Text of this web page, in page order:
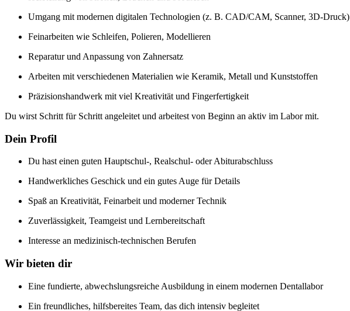
Umgang mit modernen digitalen Technologien (z. B. CAD/CAM, Scanner, 3D-Druck)
Feinarbeiten wie Schleifen, Polieren, Modellieren
Reparatur und Anpassung von Zahnersatz
Arbeiten mit verschiedenen Materialien wie Keramik, Metall und Kunststoffen
Präzisionshandwerk mit viel Kreativität und Fingerfertigkeit
Du wirst Schritt für Schritt angeleitet und arbeitest von Beginn an aktiv im Labor mit.
Dein Profil
Du hast einen guten Hauptschul-, Realschul- oder Abiturabschluss
Handwerkliches Geschick und ein gutes Auge für Details
Spaß an Kreativität, Feinarbeit und moderner Technik
Zuverlässigkeit, Teamgeist und Lernbereitschaft
Interesse an medizinisch-technischen Berufen
Wir bieten dir
Eine fundierte, abwechslungsreiche Ausbildung in einem modernen Dentallabor
Ein freundliches, hilfsbereites Team, das dich intensiv begleitet